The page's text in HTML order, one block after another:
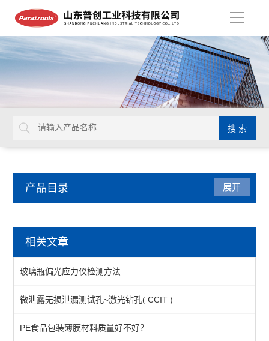
导
产品目录
油墨脱色试验机
空气含量测试仪
热粘试验仪
揉搓试验仪
展开
相关文章
玻璃瓶偏光应力仪检测方法
微泄露无损泄漏测试孔~激光钻孔( CCIT )
PE食品包装薄膜材料质量好不好？